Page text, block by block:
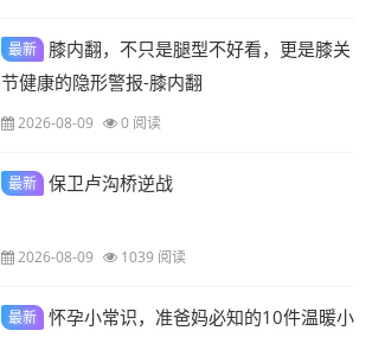
最新
膝内翻，不只是腿型不好看，更是膝关
节健康的隐形警报-膝内翻
2026-08-09 0 阅读
最新 保卫卢沟桥逆战
2026-08-09 1039 阅读
最新 怀孕小常识，准爸妈必知的10件温暖小